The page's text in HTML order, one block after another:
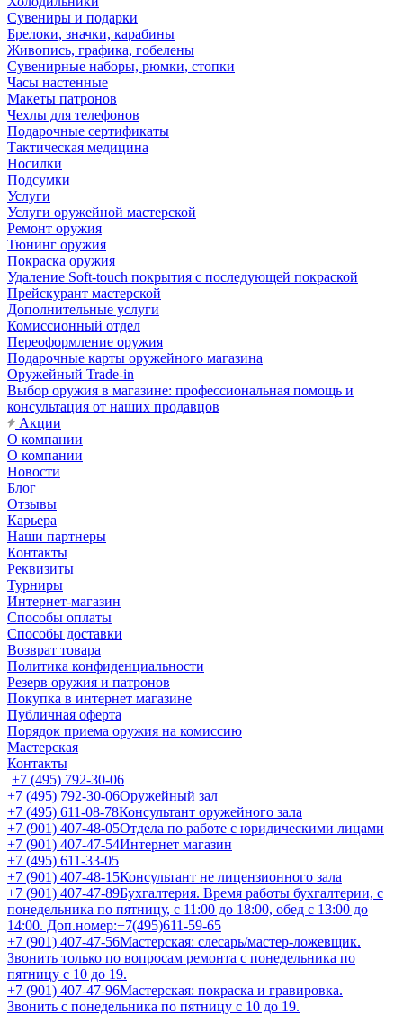
Сувениры и подарки
Брелоки, значки, карабины
Живопись, графика, гобелены
Сувенирные наборы, рюмки, стопки
Часы настенные
Макеты патронов
Чехлы для телефонов
Подарочные сертификаты
Тактическая медицина
Носилки
Подсумки
Услуги
Услуги оружейной мастерской
Ремонт оружия
Тюнинг оружия
Покраска оружия
Удаление Soft-touch покрытия с последующей покраской
Прейскурант мастерской
Дополнительные услуги
Комиссионный отдел
Переоформление оружия
Подарочные карты оружейного магазина
Оружейный Trade-in
Выбор оружия в магазине: профессиональная помощь и
консультация от наших продавцов
Акции
О компании
О компании
Новости
Блог
Отзывы
Карьера
Наши партнеры
Контакты
Реквизиты
Турниры
Интернет-магазин
Способы оплаты
Способы доставки
Возврат товара
Политика конфиденциальности
Резерв оружия и патронов
Покупка в интернет магазине
Публичная оферта
Порядок приема оружия на комиссию
Мастерская
Контакты
+7 (495) 792-30-06
+7 (495) 792-30-06Оружейный зал
+7 (495) 611-08-78Консультант оружейного зала
+7 (901) 407-48-05Отдела по работе с юридическими лицами
+7 (901) 407-47-54Интернет магазин
+7 (495) 611-33-05
+7 (901) 407-48-15Консультант не лицензионного зала
+7 (901) 407-47-89Бухгалтерия. Время работы бухгалтерии, с
понедельника по пятницу, с 11:00 до 18:00, обед с 13:00 до
14:00. Доп.номер:+7(495)611-59-65
+7 (901) 407-47-56Мастерская: слесарь/мастер-ложевщик.
Звонить только по вопросам ремонта с понедельника по
пятницу с 10 до 19.
+7 (901) 407-47-96Мастерская: покраска и гравировка.
Звонить с понедельника по пятницу с 10 до 19.